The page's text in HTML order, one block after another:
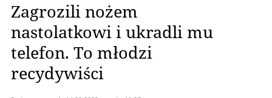
Zagrozili nożem
nastolatkowi i ukradli mu
telefon. To młodzi
recydywiści